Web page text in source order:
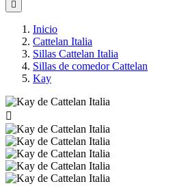

Inicio
Cattelan Italia
Sillas Cattelan Italia
Sillas de comedor Cattelan
Kay
